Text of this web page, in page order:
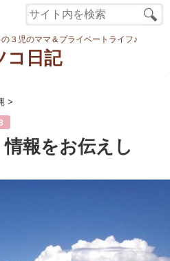
３児のママ＆プライベートライフ♪
コ日記
>
情報をお伝えし